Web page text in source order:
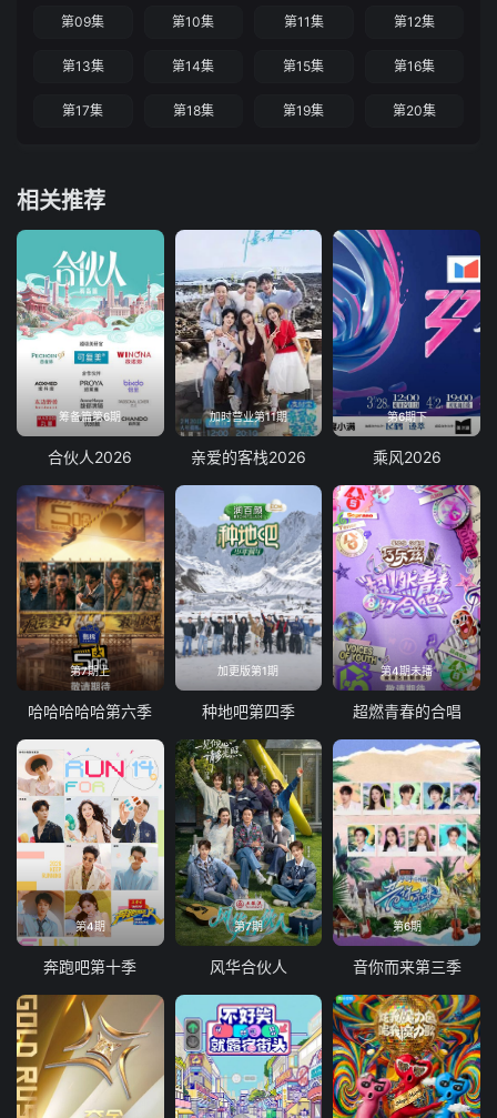
第09集 第10集 第11集 第12集
第13集 第14集 第15集 第16集
第17集 第18集 第19集 第20集
相关推荐
筹备篇第6期
合伙人2026
加时营业第11期
亲爱的客栈2026
第6期下
乘风2026
第7期上
哈哈哈哈哈第六季
加更版第1期
种地吧第四季
第4期未播
超燃青春的合唱
第4期
奔跑吧第十季
第7期
风华合伙人
第6期
音你而来第三季